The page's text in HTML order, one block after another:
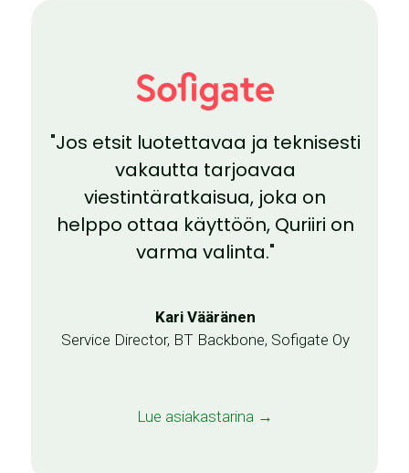
"Jos etsit luotettavaa ja teknisesti
vakautta tarjoavaa
viestintäratkaisua, joka on
helppo ottaa käyttöön, Quriiri on
varma valinta."
Kari Vääränen
Service Director, BT Backbone, Sofigate Oy
Lue asiakastarina →